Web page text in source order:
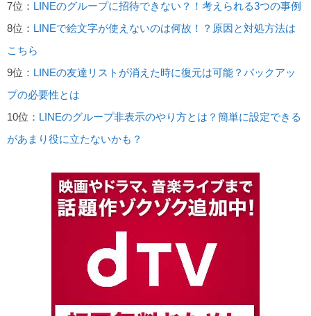
7位： LINEのグループに招待できない？！考えられる3つの事例
8位： LINEで絵文字が使えないのは何故！？原因と対処方法は
こちら
9位： LINEの友達リストが消えた時に復元は可能？バックアッ
プの必要性とは
10位： LINEのグループ非表示のやり方とは？簡単に設定できる
があまり役に立たないかも？